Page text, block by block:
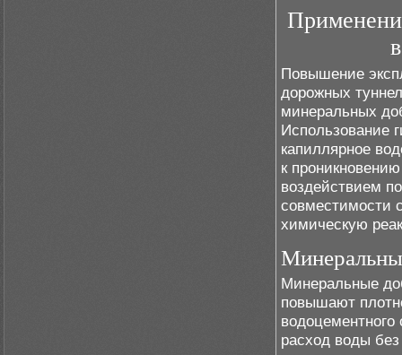
Повышение
дорожных
минеральных
Использование
капиллярное
к
воздействием
совместимости
химическую
Минеральные
повышают
расход воды